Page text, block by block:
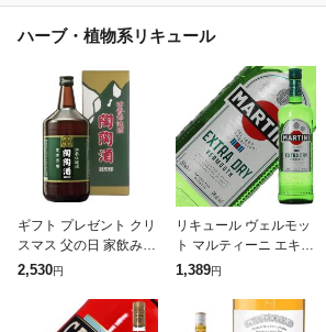
ハーブ・植物系リキュール
ギフト プレゼント クリ
スマス 父の日 家飲み 2
9°陶陶酒 銭形印・辛口
2,530円
リキュール ヴェルモッ
ト マルティーニ エキス
トラ ドライ 18度 750m
1,389円